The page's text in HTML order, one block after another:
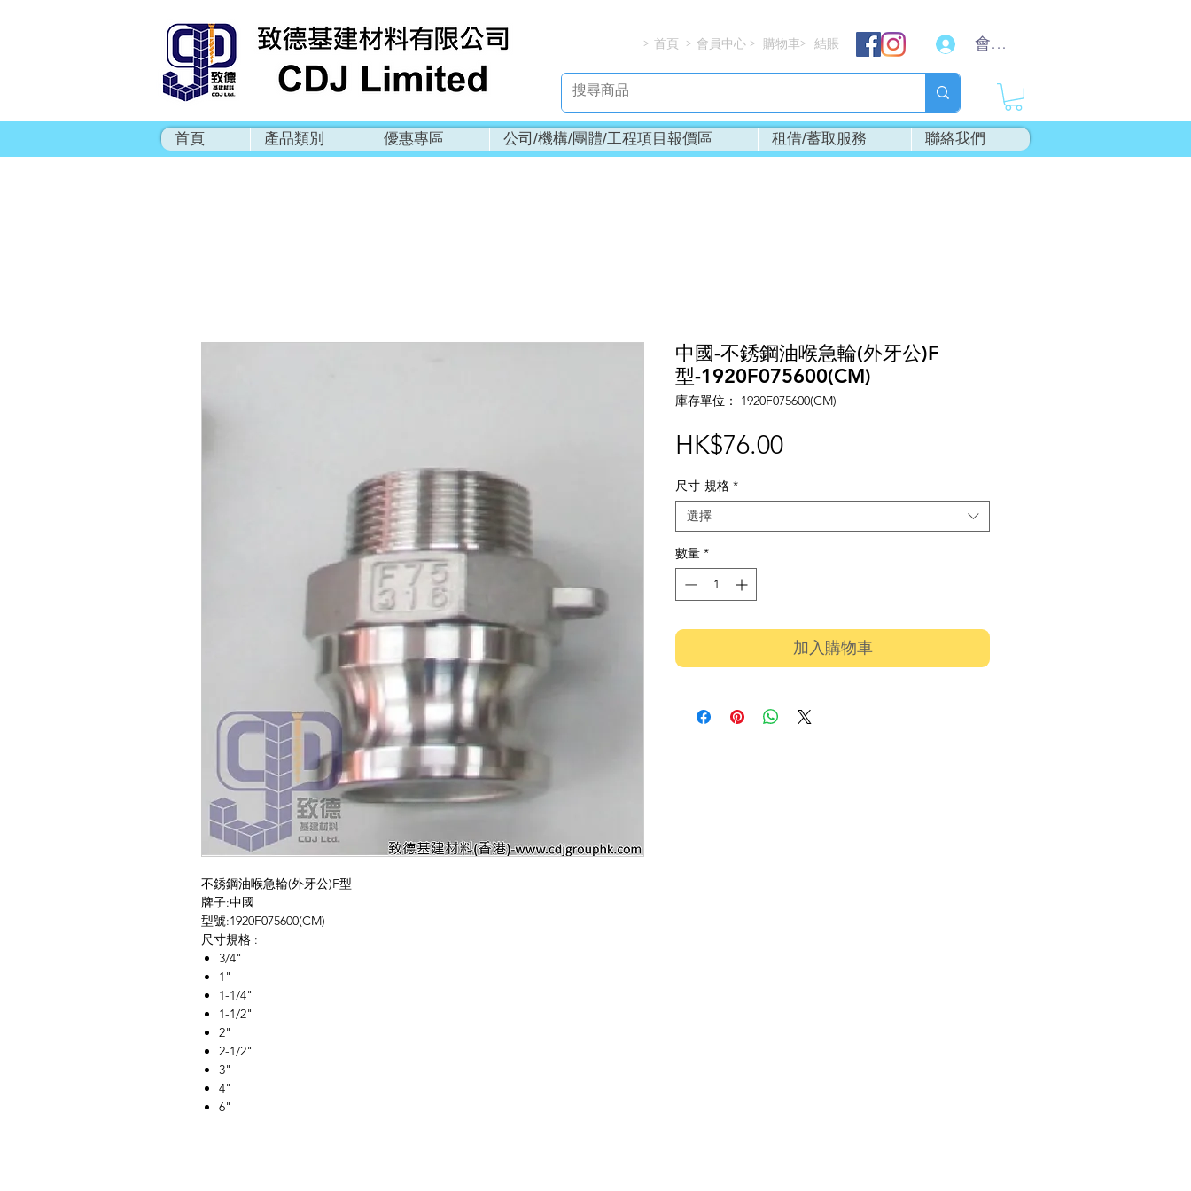
> > > >
首頁 會員中心 購物車 結賬 會員登入
首頁 產品類別 優惠專區 公司/機構/團體/工程項目報價區 租借/蓄取服務 聯絡我們
不銹鋼油喉急輪(外牙公)F型
牌子:中國
型號:1920F075600(CM)
尺寸規格 :
3/4"
1"
1-1/4"
1-1/2"
2"
2-1/2"
3"
4"
6"
中國-不銹鋼油喉急輪(外牙公)F
型-1920F075600(CM)
庫存單位： 1920F075600(CM)
HK$76.00價
尺寸-規格 *
選擇
數量 *
加入購物車